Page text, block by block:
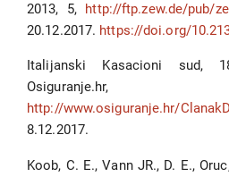
2013, 5, http://ftp.zew.de/pub/
20.12.2017. https://doi.org/
Italijanski Kasacioni sud,
Osiguranje.hr,
http://www.osiguranje.hr/
8.12.2017.
Koob, C. E., Vann JR., D. E.,